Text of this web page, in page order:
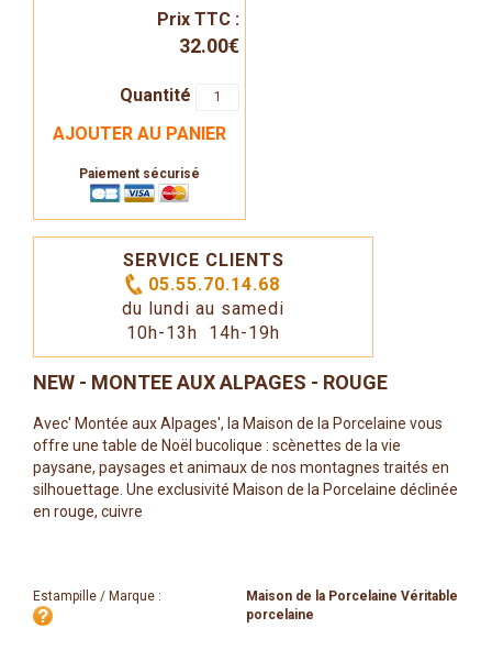
Prix TTC :
32.00€
Quantité
AJOUTER AU PANIER
Paiement sécurisé
SERVICE CLIENTS
05.55.70.14.68
du lundi au samedi
10h-13h 14h-19h
NEW - MONTEE AUX ALPAGES - ROUGE
Avec' Montée aux Alpages', la Maison de la Porcelaine vous
offre une table de Noël bucolique : scènettes de la vie
paysane, paysages et animaux de nos montagnes traités en
silhouettage. Une exclusivité Maison de la Porcelaine déclinée
en rouge, cuivre
Estampille / Marque :
Maison de la Porcelaine Véritable
porcelaine